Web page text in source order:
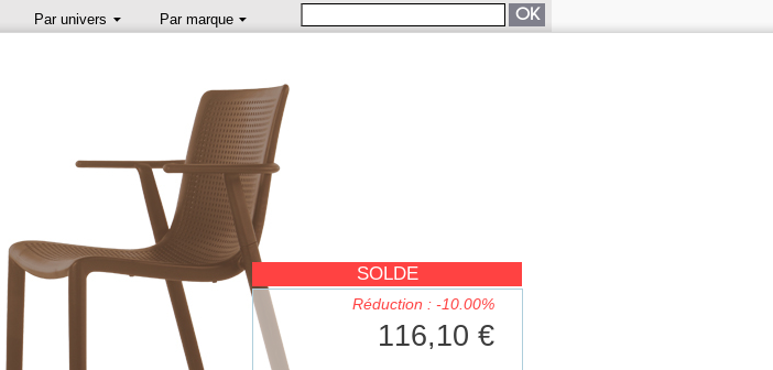
Par univers Par marque
SOLDE
Réduction : -10.00%
116,10 €